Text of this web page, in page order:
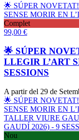
🌟 SÚPER
SENSE MORIR EN
Complet
99,00 €
🌟 SÚPER
LLEGIR L’ART
SESSIONS
A partir del 29 de
🌟 SÚPER
SENSE MORIR EN
TALLER VIURE
GAUDÍ 2026) - 9
Nou